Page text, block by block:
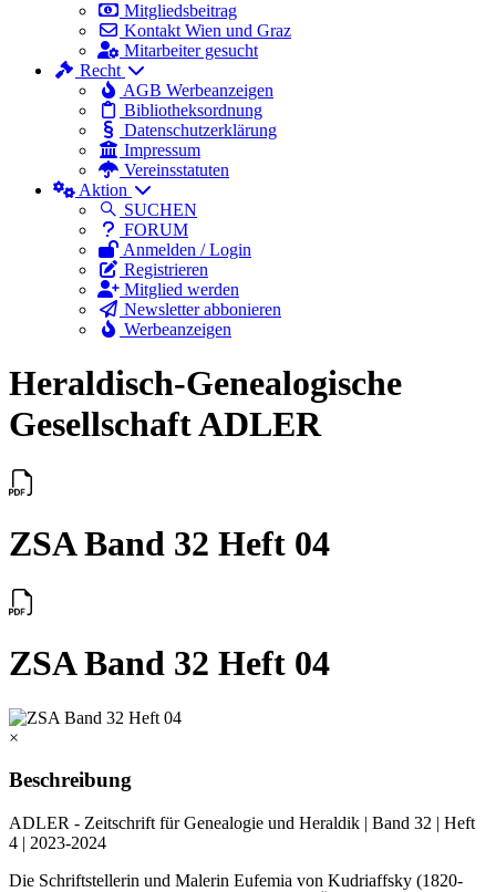
Mitgliedsbeitrag
Kontakt Wien und Graz
Mitarbeiter gesucht
Recht
AGB Werbeanzeigen
Bibliotheksordnung
Datenschutzerklärung
Impressum
Vereinsstatuten
Aktion
SUCHEN
FORUM
Anmelden / Login
Registrieren
Mitglied werden
Newsletter abbonieren
Werbeanzeigen
Heraldisch-Genealogische
Gesellschaft ADLER
ZSA Band 32 Heft 04
ZSA Band 32 Heft 04
×
Beschreibung
ADLER - Zeitschrift für Genealogie und Heraldik | Band 32 | Heft
4 | 2023-2024
Die Schriftstellerin und Malerin Eufemia von Kudriaffsky (1820-